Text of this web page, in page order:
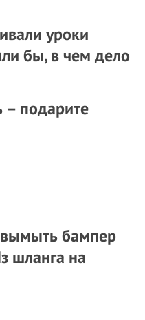
уроки
бы, в чем дело
– подарите
вымыть бампер
шланга на